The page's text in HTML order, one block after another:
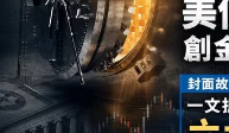
投
資
樓
市